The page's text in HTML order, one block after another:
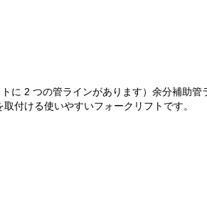
2 つの管ラインがあります）余分補助管
付ける使いやすいフォークリフトです。